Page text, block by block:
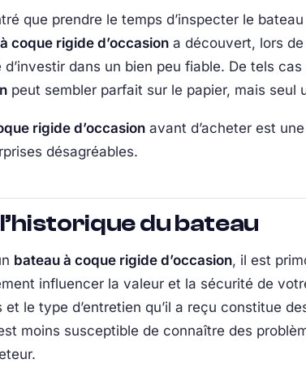
que prendre le temps d’inspecter le
coque rigide d’occasion a découvert, lors
dans un bien peu fiable. De tels
peut sembler parfait sur le papier, mais
rigide d’occasion avant d’acheter est
désagréables.
du bateau
bateau à coque rigide d’occasion, il est
influencer la valeur et la sécurité de
le type d’entretien qu’il a reçu constitue
moins susceptible de connaître des